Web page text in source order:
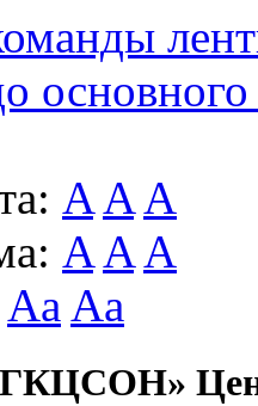
основного
A A A
A A A
Aa Aa